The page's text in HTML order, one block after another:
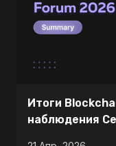
Итоги
наблюдения